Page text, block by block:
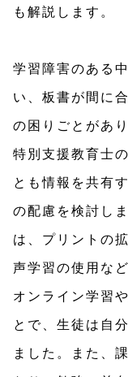
も解説します。
学習障害のある
い、板書が間に
の困りごとがあり
特別支援教育士
とも情報を共有
の配慮を検討し
は、プリントの
声学習の使用な
オンライン学習
とで、生徒は自
ました。また、